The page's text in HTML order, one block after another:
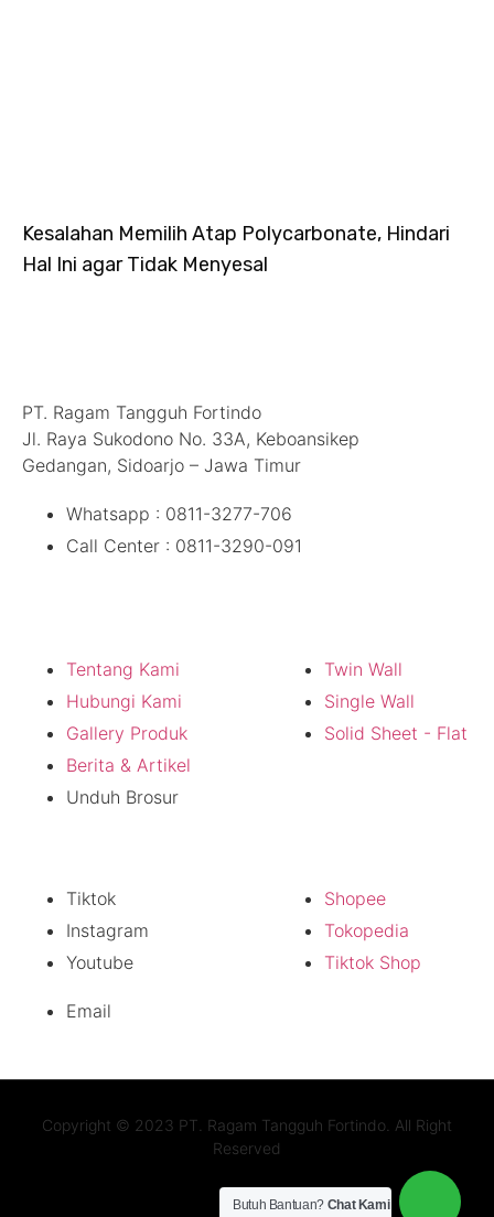
Kesalahan Memilih Atap Polycarbonate, Hindari
Hal Ini agar Tidak Menyesal
PT. Ragam Tangguh Fortindo
Jl. Raya Sukodono No. 33A, Keboansikep
Gedangan, Sidoarjo – Jawa Timur
Whatsapp : 0811-3277-706
Call Center : 0811-3290-091
Tentang Kami
Hubungi Kami
Gallery Produk
Berita & Artikel
Unduh Brosur
Twin Wall
Single Wall
Solid Sheet - Flat
Tiktok
Instagram
Youtube
Email
Shopee
Tokopedia
Tiktok Shop
Copyright © 2023 PT. Ragam Tangguh Fortindo. All Right
Reserved
Butuh Bantuan? Chat Kami